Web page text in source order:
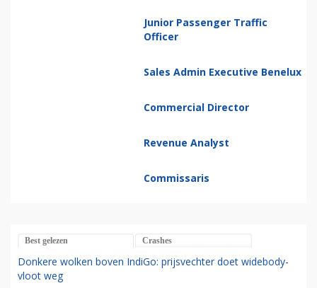
Junior Passenger Traffic
Officer
Sales Admin Executive Benelux
Commercial Director
Revenue Analyst
Commissaris
Best gelezen Crashes
Donkere wolken boven IndiGo: prijsvechter doet widebody-
vloot weg